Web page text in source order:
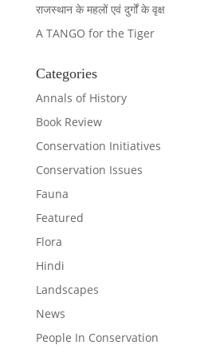
राजस्थान के महलों एवं दुर्गों के वृक्ष
A TANGO for the Tiger
Categories
Annals of History
Book Review
Conservation Initiatives
Conservation Issues
Fauna
Featured
Flora
Hindi
Landscapes
News
People In Conservation